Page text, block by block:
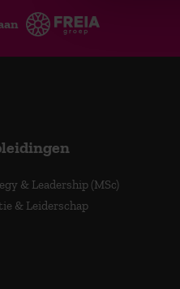
& Leadership (MSc)
& Leiderschap